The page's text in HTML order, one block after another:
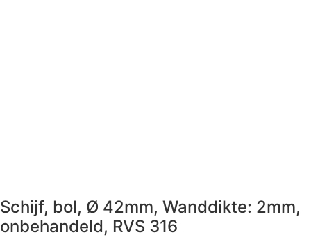
Schijf, bol, Ø 42mm, Wanddikte: 2mm,
onbehandeld, RVS 316